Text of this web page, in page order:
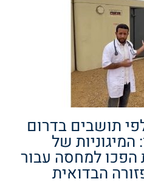
תושבים בדרום
המיגוניות של
למחסה עבור
הבדואית